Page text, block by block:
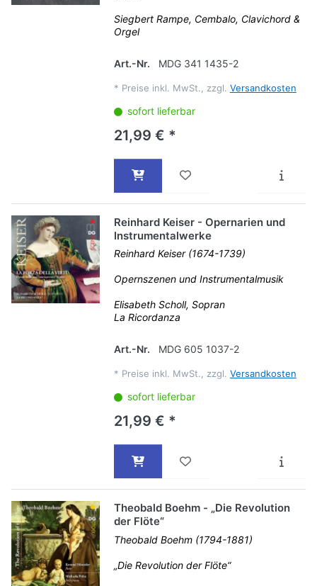
Siegbert Rampe, Cembalo, Clavichord &
Orgel
Art.-Nr. MDG 341 1435-2
* Preise inkl. MwSt., zzgl. Versandkosten
sofort lieferbar
21,99 € *
Reinhard Keiser - Opernarien und
Instrumentalwerke
Reinhard Keiser (1674-1739)
Opernszenen und Instrumentalmusik
Elisabeth Scholl, Sopran
La Ricordanza
Art.-Nr. MDG 605 1037-2
* Preise inkl. MwSt., zzgl. Versandkosten
sofort lieferbar
21,99 € *
Theobald Boehm - „Die Revolution
der Flöte“
Theobald Boehm (1794-1881)
„Die Revolution der Flöte“